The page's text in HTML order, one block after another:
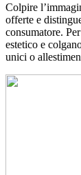
Colpire
offerte e
consumatore.
estetico e
unici o